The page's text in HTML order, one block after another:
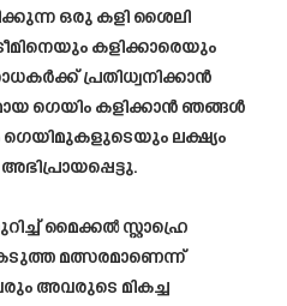
ഒരു കളി ശൈലി
കളിക്കാരെയും
പ്രതിധ്വനിക്കാൻ
ഗെയിം കളിക്കാൻ ഞങ്ങൾ
ലക്ഷ്യം
മൈക്കൽ സ്റ്റാഹ്രെ
മത്സരമാണെന്ന്
അവരുടെ മികച്ച